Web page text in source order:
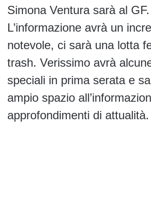
Simona Ventura sarà al GF.
L’informazione avrà un
notevole, ci sarà una lotta
trash. Verissimo avrà
speciali in prima serata e
ampio spazio
approfondimenti di attualità.